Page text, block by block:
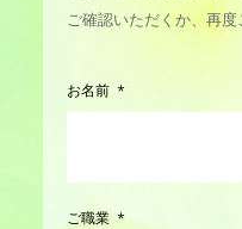
ご確認いただくか、再度
お名前
ご職業